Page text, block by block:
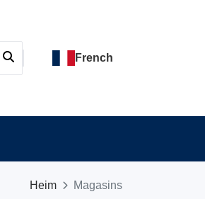
French
Heim Magasins